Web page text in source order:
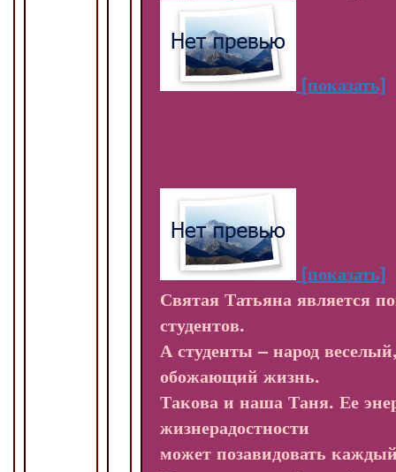
[показать]
[показать]
Святая Татьяна является
студентов.
А студенты – народ
обожающий жизнь.
Такова и наша Таня. Ее
жизнерадостности
может позавидовать